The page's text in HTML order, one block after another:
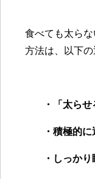
食べても太ら
方法は、以下の
・「太ら
・積極的
・しっか